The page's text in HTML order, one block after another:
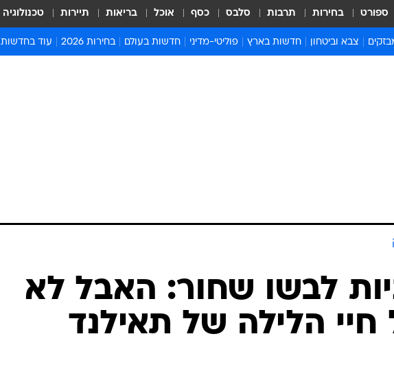
ספורט בחירות תרבות סלבס כסף אוכל בריאות תיירות טכנולוגיה
צבא וביטחון חדשות בארץ פוליטי-מדיני חדשות בעולם בחירות 2026 עוד בחדשות
חדשות
לבשו שחור: האבל לא
חיי הלילה של תאילנד